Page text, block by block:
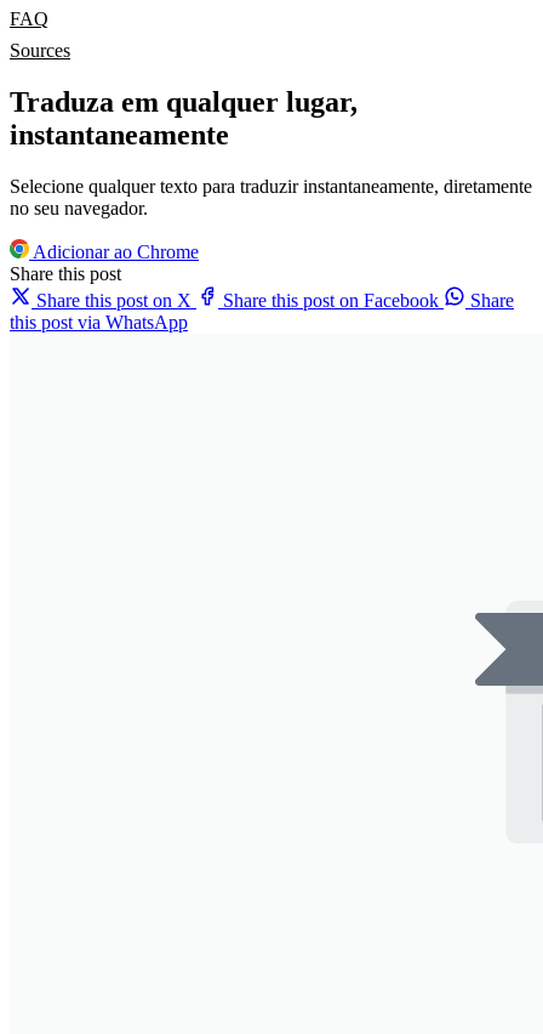
FAQ
Sources
Traduza em qualquer lugar,
instantaneamente
Selecione qualquer texto para traduzir instantaneamente, diretamente
no seu navegador.
Adicionar ao Chrome
Share this post
Share this post on X
Share this post on Facebook
Share
this post via WhatsApp